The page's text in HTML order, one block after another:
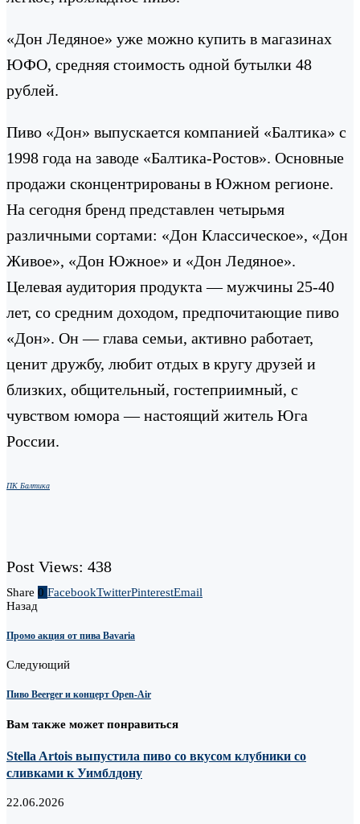
«Дон Ледяное» уже можно купить в магазинах
ЮФО, средняя стоимость одной бутылки 48
рублей.
Пиво «Дон» выпускается компанией «Балтика» с
1998 года на заводе «Балтика-Ростов». Основные
продажи сконцентрированы в Южном регионе.
На сегодня бренд представлен четырьмя
различными сортами: «Дон Классическое», «Дон
Живое», «Дон Южное» и «Дон Ледяное».
Целевая аудитория продукта — мужчины 25-40
лет, со средним доходом, предпочитающие пиво
«Дон». Он — глава семьи, активно работает,
ценит дружбу, любит отдых в кругу друзей и
близких, общительный, гостеприимный, с
чувством юмора — настоящий житель Юга
России.
ПК Балтика
Post Views: 438
Share 0 FacebookTwitterPinterestEmail
Назад
Промо акция от пива Bavaria
Следующий
Пиво Beerger и концерт Open-Air
Вам также может понравиться
Stella Artois выпустила пиво со вкусом клубники со
сливками к Уимблдону
22.06.2026